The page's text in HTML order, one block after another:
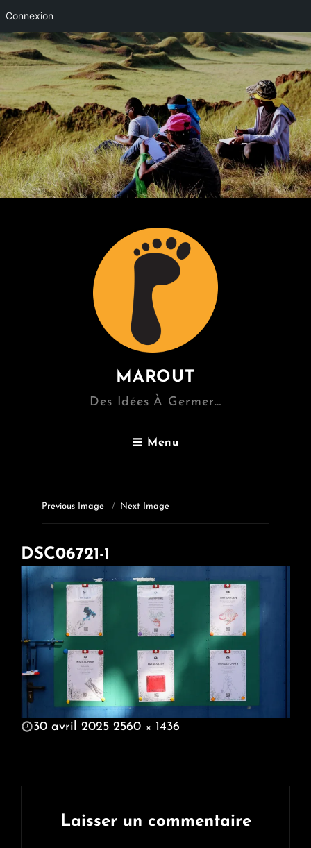
Connexion
MAROUT
Des Idées À Germer…
Menu
Previous Image Next Image
DSC06721-1
POSTED
30 avril 2025 2560 × 1436
Laisser un commentaire